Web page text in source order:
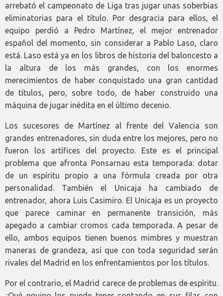
arrebató el campeonato de Liga tras jugar unas soberbias
eliminatorias para el título. Por desgracia para ellos, el
equipo perdió a Pedro Martínez, el mejor entrenador
español del momento, sin considerar a Pablo Laso, claro
está. Laso está ya en los libros de historia del baloncesto a
la altura de los más grandes, con los enormes
merecimientos de haber conquistado una gran cantidad
de títulos, pero, sobre todo, de haber construido una
máquina de jugar inédita en el último decenio.
Los sucesores de Martínez al frente del Valencia son
grandes entrenadores, sin duda entre los mejores, pero no
fueron los artífices del proyecto. Este es el principal
problema que afronta Ponsarnau esta temporada: dotar
de un espíritu propio a una fórmula creada por otra
personalidad. También el Unicaja ha cambiado de
entrenador, ahora Luis Casimiro. El Unicaja es un proyecto
que parece caminar en permanente transición, más
apegado a cambiar cromos cada temporada. A pesar de
ello, ambos equipos tienen buenos mimbres y muestran
maneras de grandeza, así que con toda seguridad serán
rivales del Madrid en los enfrentamientos por los títulos.
Por el contrario, el Madrid carece de problemas de espíritu.